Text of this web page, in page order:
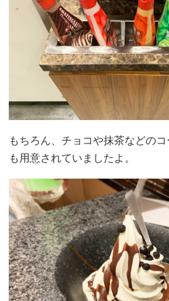
もちろん、チョコや抹茶などの
も用意されていましたよ。